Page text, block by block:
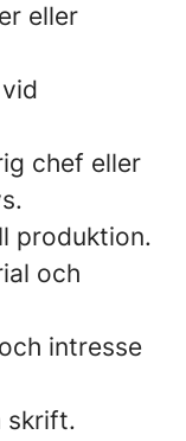
eller
chef eller
produktion.
och
intresse
skrift.